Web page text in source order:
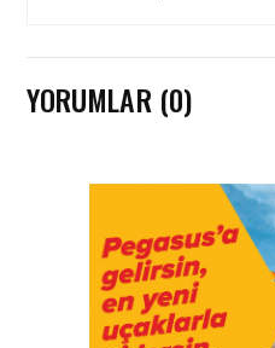
YORUMLAR (0)